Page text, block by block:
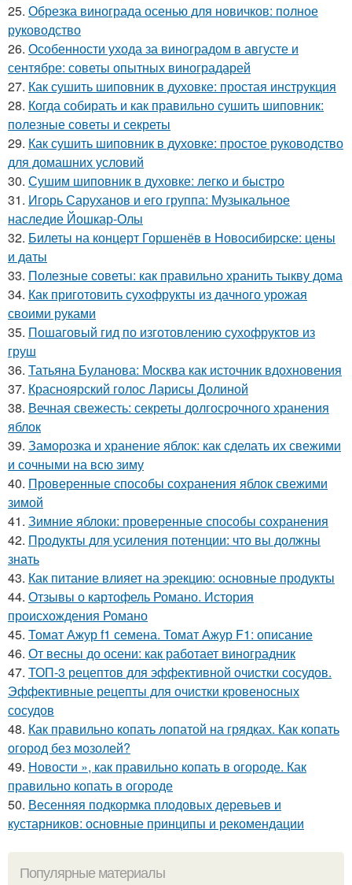
25. Обрезка винограда осенью для новичков: полное
руководство
26. Особенности ухода за виноградом в августе и
сентябре: советы опытных виноградарей
27. Как сушить шиповник в духовке: простая инструкция
28. Когда собирать и как правильно сушить шиповник:
полезные советы и секреты
29. Как сушить шиповник в духовке: простое руководство
для домашних условий
30. Сушим шиповник в духовке: легко и быстро
31. Игорь Саруханов и его группа: Музыкальное
наследие Йошкар-Олы
32. Билеты на концерт Горшенёв в Новосибирске: цены
и даты
33. Полезные советы: как правильно хранить тыкву дома
34. Как приготовить сухофрукты из дачного урожая
своими руками
35. Пошаговый гид по изготовлению сухофруктов из
груш
36. Татьяна Буланова: Москва как источник вдохновения
37. Красноярский голос Ларисы Долиной
38. Вечная свежесть: секреты долгосрочного хранения
яблок
39. Заморозка и хранение яблок: как сделать их свежими
и сочными на всю зиму
40. Проверенные способы сохранения яблок свежими
зимой
41. Зимние яблоки: проверенные способы сохранения
42. Продукты для усиления потенции: что вы должны
знать
43. Как питание влияет на эрекцию: основные продукты
44. Отзывы о картофель Романо. История
происхождения Романо
45. Томат Ажур f1 семена. Томат Ажур F1: описание
46. От весны до осени: как работает виноградник
47. ТОП-3 рецептов для эффективной очистки сосудов.
Эффективные рецепты для очистки кровеносных
сосудов
48. Как правильно копать лопатой на грядках. Как копать
огород без мозолей?
49. Новости », как правильно копать в огороде. Как
правильно копать в огороде
50. Весенняя подкормка плодовых деревьев и
кустарников: основные принципы и рекомендации
Популярные материалы